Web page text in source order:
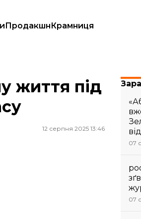
ПродакшнКрамниця
життя під
12 серпня 2025 13:46
07
07